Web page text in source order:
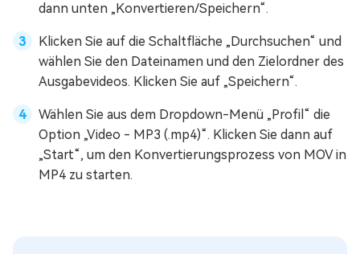
dann unten „Konvertieren/Speichern“.
Klicken Sie auf die Schaltfläche „Durchsuchen“ und
wählen Sie den Dateinamen und den Zielordner des
Ausgabevideos. Klicken Sie auf „Speichern“.
Wählen Sie aus dem Dropdown-Menü „Profil“ die
Option „Video - MP3 (.mp4)“. Klicken Sie dann auf
„Start“, um den Konvertierungsprozess von MOV in
MP4 zu starten.